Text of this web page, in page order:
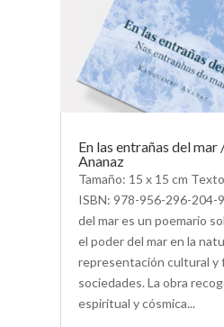
En las entrañas del
Ananaz
Tamaño: 15 x 15 cm
ISBN: 978-956-296-204-
del mar es un poemario
el poder del mar en la
representación cultural y
sociedades. La obra
espiritual y cósmica...